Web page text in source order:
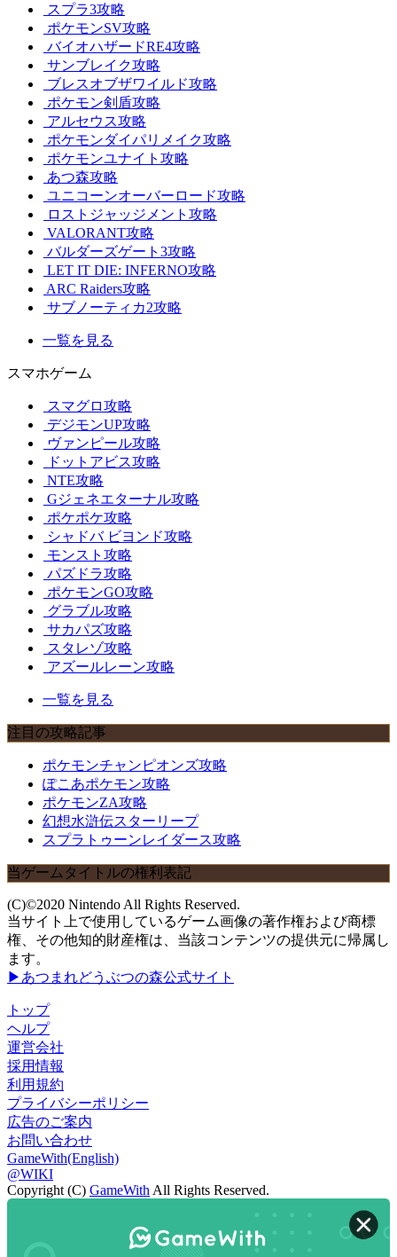
スプラ3攻略
ポケモンSV攻略
バイオハザードRE4攻略
サンブレイク攻略
ブレスオブザワイルド攻略
ポケモン剣盾攻略
アルセウス攻略
ポケモンダイパリメイク攻略
ポケモンユナイト攻略
あつ森攻略
ユニコーンオーバーロード攻略
ロストジャッジメント攻略
VALORANT攻略
バルダーズゲート3攻略
LET IT DIE: INFERNO攻略
ARC Raiders攻略
サブノーティカ2攻略
一覧を見る
スマホゲーム
スマグロ攻略
デジモンUP攻略
ヴァンピール攻略
ドットアビス攻略
NTE攻略
Gジェネエターナル攻略
ポケポケ攻略
シャドバ ビヨンド攻略
モンスト攻略
パズドラ攻略
ポケモンGO攻略
グラブル攻略
サカパズ攻略
スタレゾ攻略
アズールレーン攻略
一覧を見る
注目の攻略記事
ポケモンチャンピオンズ攻略
ぽこあポケモン攻略
ポケモンZA攻略
幻想水滸伝スターリープ
スプラトゥーンレイダース攻略
当ゲームタイトルの権利表記
(C)©2020 Nintendo All Rights Reserved.
当サイト上で使用しているゲーム画像の著作権および商標
権、その他知的財産権は、当該コンテンツの提供元に帰属し
ます。
▶あつまれどうぶつの森公式サイト
トップ
ヘルプ
運営会社
採用情報
利用規約
プライバシーポリシー
広告のご案内
お問い合わせ
GameWith(English)
@WIKI
Copyright (C) GameWith All Rights Reserved.